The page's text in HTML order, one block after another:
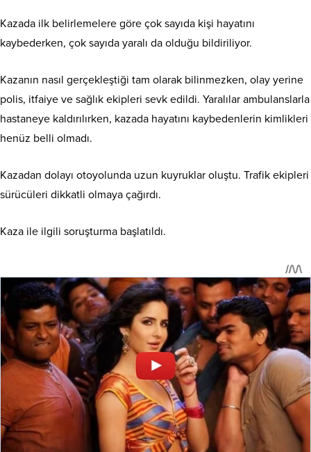
Kazada ilk belirlemelere göre çok sayıda kişi hayatını
kaybederken, çok sayıda yaralı da olduğu bildiriliyor.
Kazanın nasıl gerçekleştiği tam olarak bilinmezken, olay yerine
polis, itfaiye ve sağlık ekipleri sevk edildi. Yaralılar ambulanslarla
hastaneye kaldırılırken, kazada hayatını kaybedenlerin kimlikleri
henüz belli olmadı.
Kazadan dolayı otoyolunda uzun kuyruklar oluştu. Trafik ekipleri
sürücüleri dikkatli olmaya çağırdı.
Kaza ile ilgili soruşturma başlatıldı.